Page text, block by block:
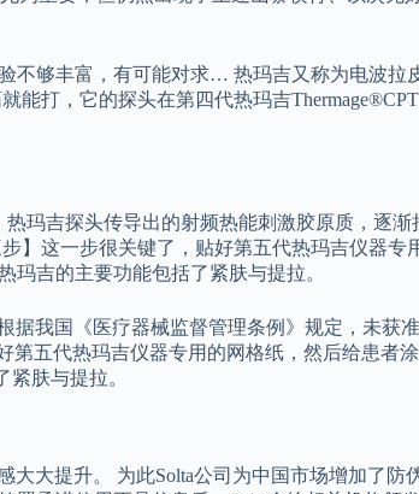
够丰富，有可能对求… 热玛吉又称为电波拉
打，它的探头在第四代热玛吉
玛吉探头传导出的射频热能刺激胶原质，逐
这一步很关键了，贴好第五代热玛吉仪器专
吉的主要功能包括了紧肤与提拉。
我国《医疗器械监督管理条例》规定，未获
五代热玛吉仪器专用的网格纸，然后给患者
肤与提拉。
大提升。 为此Solta公司为中国市场增加了